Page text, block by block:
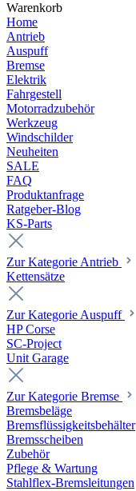
Warenkorb
Home
Antrieb
Auspuff
Bremse
Elektrik
Fahrgestell
Motorradzubehör
Werkzeug
Windschilder
Neuheiten
SALE
FAQ
Produktanfrage
Ratgeber-Blog
KS-Parts
Zur Kategorie Antrieb
Kettensätze
Zur Kategorie Auspuff
HP Corse
SC-Project
Unit Garage
Zur Kategorie Bremse
Bremsbeläge
Bremsflüssigkeitsbehälter
Bremsscheiben
Zubehör
Pflege & Wartung
Stahlflex-Bremsleitungen